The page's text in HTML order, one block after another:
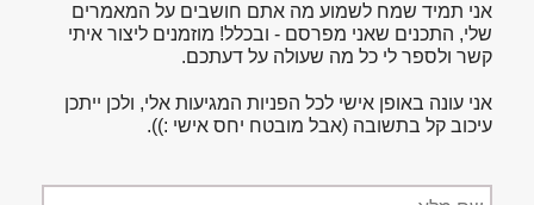
אני תמיד שמח לשמוע מה אתם חושבים על המאמרים
שלי, התכנים שאני מפרסם - ובכלל! מוזמנים ליצור איתי
קשר ולספר לי כל מה שעולה על דעתכם.
אני עונה באופן אישי לכל הפניות המגיעות אלי, ולכן ייתכן
עיכוב קל בתשובה (אבל מובטח יחס אישי :)).